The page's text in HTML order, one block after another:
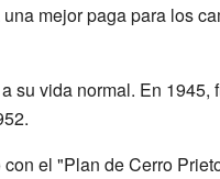
mejor paga para los
su vida normal. En
el "Plan de Cerro